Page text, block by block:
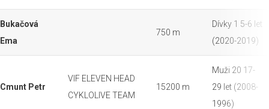
Bukačová
Ema
750 m
Dívky 1 5-6 let
(2020-2019)
Cmunt Petr
VIF ELEVEN HEAD
CYKLOLIVE TEAM
15200 m
Muži 20 17-
29 let (2008-
1996)